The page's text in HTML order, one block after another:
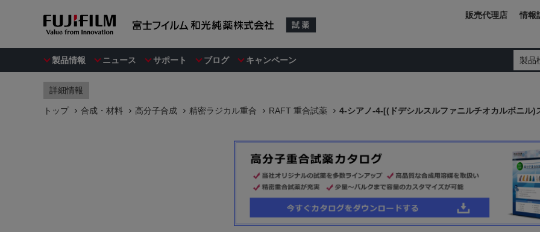
製品情報 ニュース サポート ブログ キャンペーン 製品
販売代理店 情報
詳細情報
トップ 合成・材料 高分子合成 精密ラジカル重合 RAFT 重合試薬 4-シアノ-4-[(ドデシルスルファニルチオカルボニル)